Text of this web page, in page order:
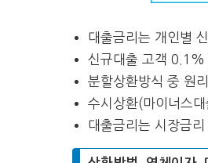
대출금리는 개인별
신규대출 고객 0.1%
분할상환방식 중 원
수시상환(마이너스
대출금리는 시장금